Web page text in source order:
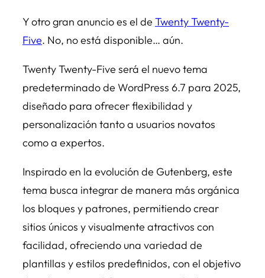
Y otro gran anuncio es el de Twenty Twenty-
Five. No, no está disponible… aún.
Twenty Twenty-Five será el nuevo tema
predeterminado de WordPress 6.7 para 2025,
diseñado para ofrecer flexibilidad y
personalización tanto a usuarios novatos
como a expertos.
Inspirado en la evolución de Gutenberg, este
tema busca integrar de manera más orgánica
los bloques y patrones, permitiendo crear
sitios únicos y visualmente atractivos con
facilidad, ofreciendo una variedad de
plantillas y estilos predefinidos, con el objetivo